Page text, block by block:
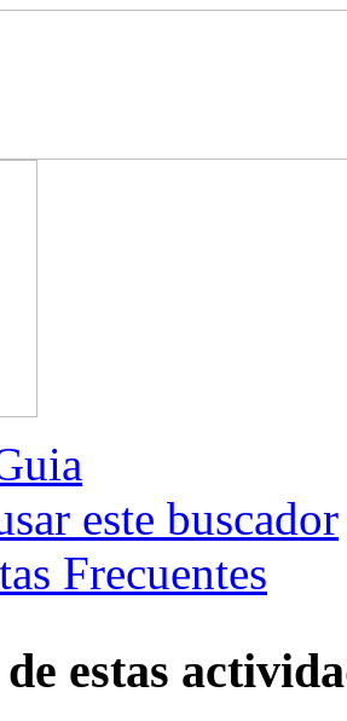
este buscador
Frecuentes
estas